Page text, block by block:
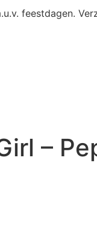
feestdagen.
–